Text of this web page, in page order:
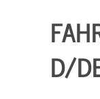
D/